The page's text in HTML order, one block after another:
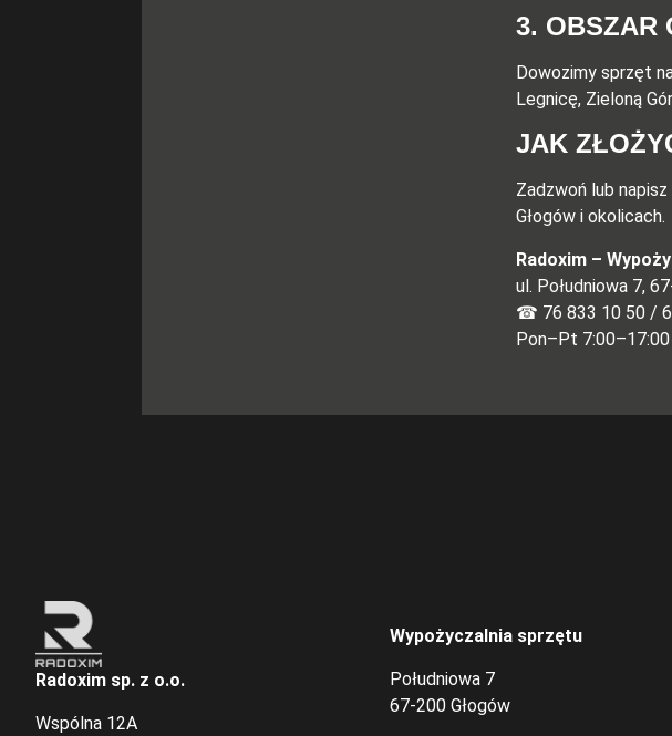
3. OBSZAR
Dowozimy sprzęt
Legnicę, Zieloną
JAK
Zadzwoń lub
Głogów i okolicach.
Radoxim –
ul. Południowa 7,
☎ 76 833 10 50 /
Pon–Pt 7:00–17:00
Radoxim sp. z o.o.
Wspólna 12A
Wypożyczalnia sprzętu
Południowa 7
67-200 Głogów